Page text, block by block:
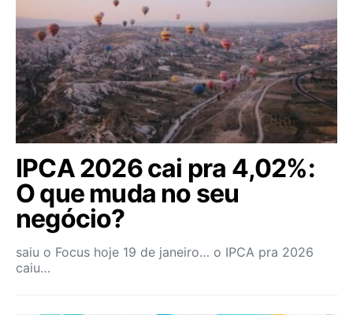
IPCA 2026 cai pra 4,02%:
O que muda no seu
negócio?
saiu o Focus hoje 19 de janeiro… o IPCA pra 2026
caiu…